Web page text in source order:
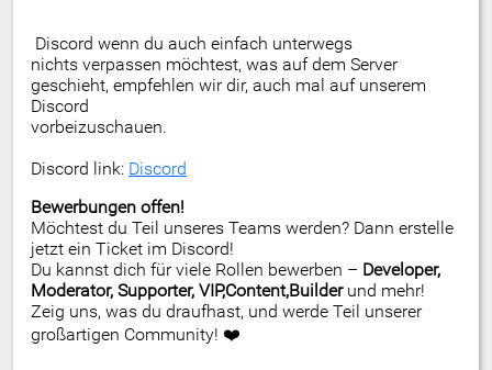
Discord wenn du auch einfach unterwegs
nichts verpassen möchtest, was auf dem Server
geschieht, empfehlen wir dir, auch mal auf unserem
Discord
vorbeizuschauen.
Discord link: Discord
Bewerbungen offen!
Möchtest du Teil unseres Teams werden? Dann erstelle
jetzt ein Ticket im Discord!
Du kannst dich für viele Rollen bewerben – Developer,
Moderator, Supporter, VIP,Content,Builder und mehr!
Zeig uns, was du draufhast, und werde Teil unserer
großartigen Community! ❤️